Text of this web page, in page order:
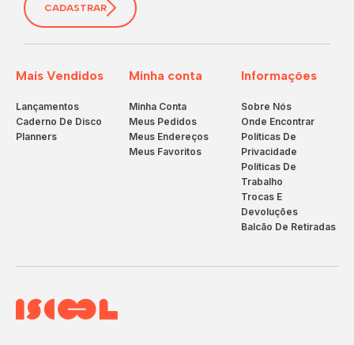
Mais Vendidos
Lançamentos
Caderno De Disco
Planners
Minha conta
Minha Conta
Meus Pedidos
Meus Endereços
Meus Favoritos
Informações
Sobre Nós
Onde Encontrar
Políticas De
Privacidade
Políticas De
Trabalho
Trocas E
Devoluções
Balcão De Retiradas
CADASTRAR